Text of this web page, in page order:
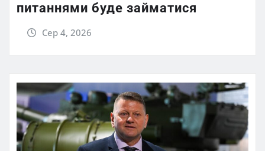
питаннями буде займатися
Сер 4, 2026